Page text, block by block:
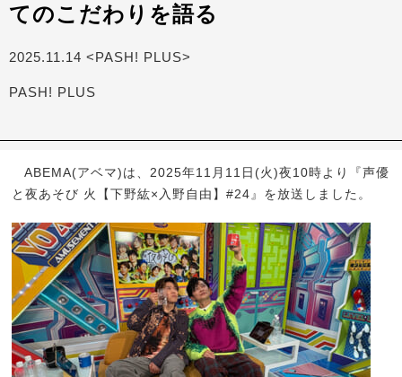
てのこだわりを語る
2025.11.14 <PASH! PLUS>
PASH! PLUS
ABEMA(アベマ)は、2025年11月11日(火)夜10時より『声優
と夜あそび 火【下野紘×入野自由】#24』を放送しました。